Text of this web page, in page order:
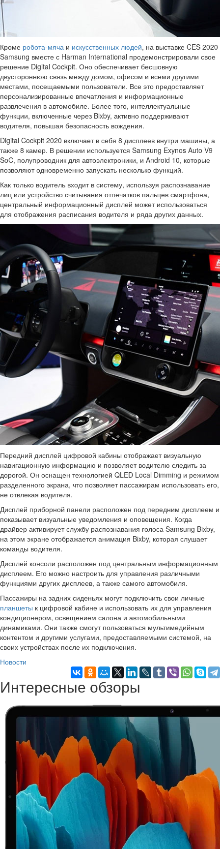
Кроме робота-мяча и искусственных людей, на выставке CES 2020
Samsung вместе с Harman International продемонстрировали свое
решение Digital Cockpit. Оно обеспечивает бесшовную
двустороннюю связь между домом, офисом и всеми другими
местами, посещаемыми пользователи. Все это предоставляет
персонализированные впечатления и информационные
развлечения в автомобиле. Более того, интеллектуальные
функции, включенные через Bixby, активно поддерживают
водителя, повышая безопасность вождения.
Digital Cockpit 2020 включает в себя 8 дисплеев внутри машины, а
также 8 камер. В решении используется Samsung Exynos Auto V9
SoC, полупроводник для автоэлектроники, и Android 10, которые
позволяют одновременно запускать несколько функций.
Как только водитель входит в систему, используя распознавание
лиц или устройство считывания отпечатков пальцев смартфона,
центральный информационный дисплей может использоваться
для отображения расписания водителя и ряда других данных.
Передний дисплей цифровой кабины отображает визуальную
навигационную информацию и позволяет водителю следить за
дорогой. Он оснащен технологией QLED Local Dimming и режимом
разделенного экрана, что позволяет пассажирам использовать его,
не отвлекая водителя.
Дисплей приборной панели расположен под передним дисплеем и
показывает визуальные уведомления и оповещения. Когда
драйвер активирует службу распознавания голоса Samsung Bixby,
на этом экране отображается анимация Bixby, которая слушает
команды водителя.
Дисплей консоли расположен под центральным информационным
дисплеем. Его можно настроить для управления различными
функциями других дисплеев, а также самого автомобиля.
Пассажиры на задних сиденьях могут подключить свои личные
планшеты к цифровой кабине и использовать их для управления
кондиционером, освещением салона и автомобильными
динамиками. Они также смогут пользоваться мультимедийным
контентом и другими услугами, предоставляемыми системой, на
своих устройствах после их подключения.
Новости
Интересные обзоры